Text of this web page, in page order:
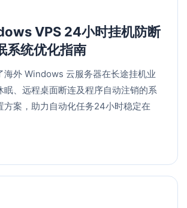
VPS 24小时挂机防断
系统优化指南
海外 Windows 云服务器在长途挂机业
眠、远程桌面断连及程序自动注销的系
方案，助力自动化任务24小时稳定在